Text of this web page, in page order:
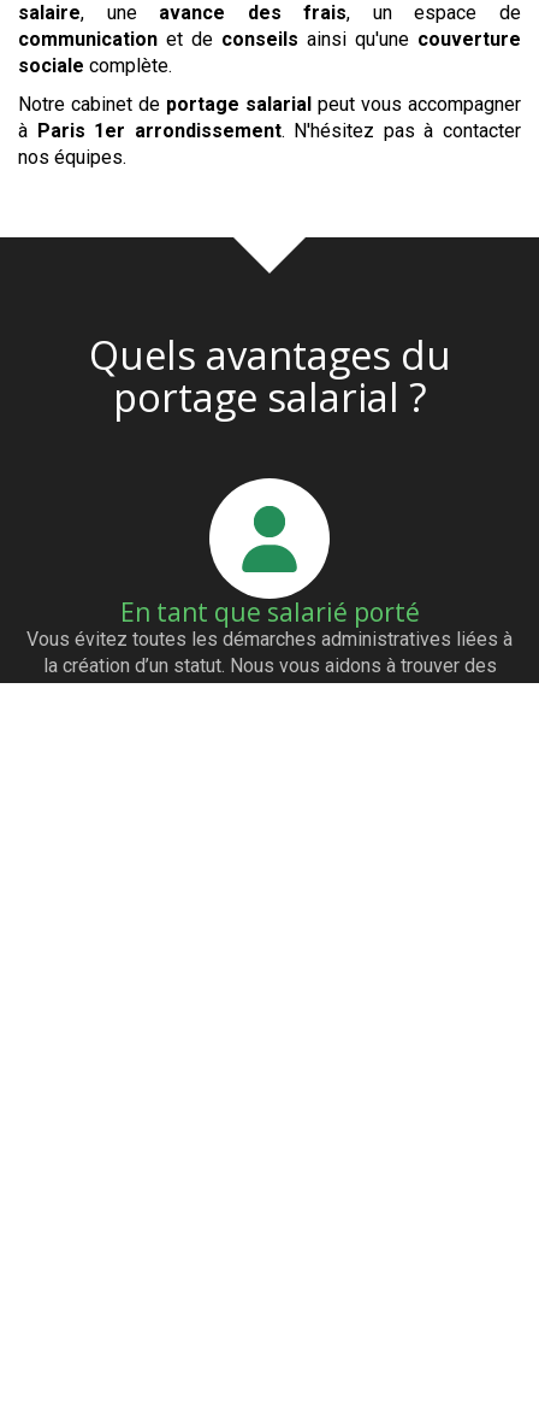
salaire, une avance des frais, un espace de
communication et de conseils ainsi qu'une couverture
sociale complète.
Notre cabinet de portage salarial peut vous accompagner
à Paris 1er arrondissement. N'hésitez pas à contacter
nos équipes.
Quels avantages du
portage salarial ?
En tant que salarié porté
Vous évitez toutes les démarches administratives liées à
la création d’un statut. Nous vous aidons à trouver des